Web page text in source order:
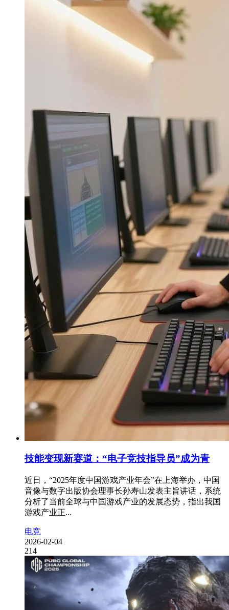
技能变现新赛道：“电子竞技指导员”成为青
近日，“2025年度中国游戏产业年会”在上海举办，中国
音像与数字出版协会理事长孙寿山发表主旨讲话，系统
分析了当前全球与中国游戏产业的发展态势，指出我国
游戏产业正...
电竞
2026-02-04
214